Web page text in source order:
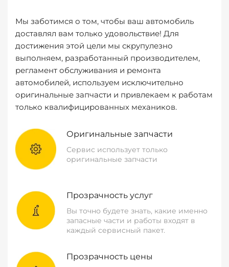
Мы заботимся о том, чтобы ваш автомобиль
доставлял вам только удовольствие! Для
достижения этой цели мы скрупулезно
выполняем, разработанный производителем,
регламент обслуживания и ремонта
автомобилей, используем исключительно
оригинальные запчасти и привлекаем к работам
только квалифицированных механиков.
Оригинальные запчасти
Сервис использует только
оригинальные запчасти
Прозрачность услуг
Вы точно будете знать, какие именно
запасные части и работы входят в
каждый сервисный пакет.
Прозрачность цены